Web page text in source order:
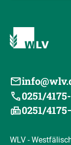
0251/
0251/
WLV -